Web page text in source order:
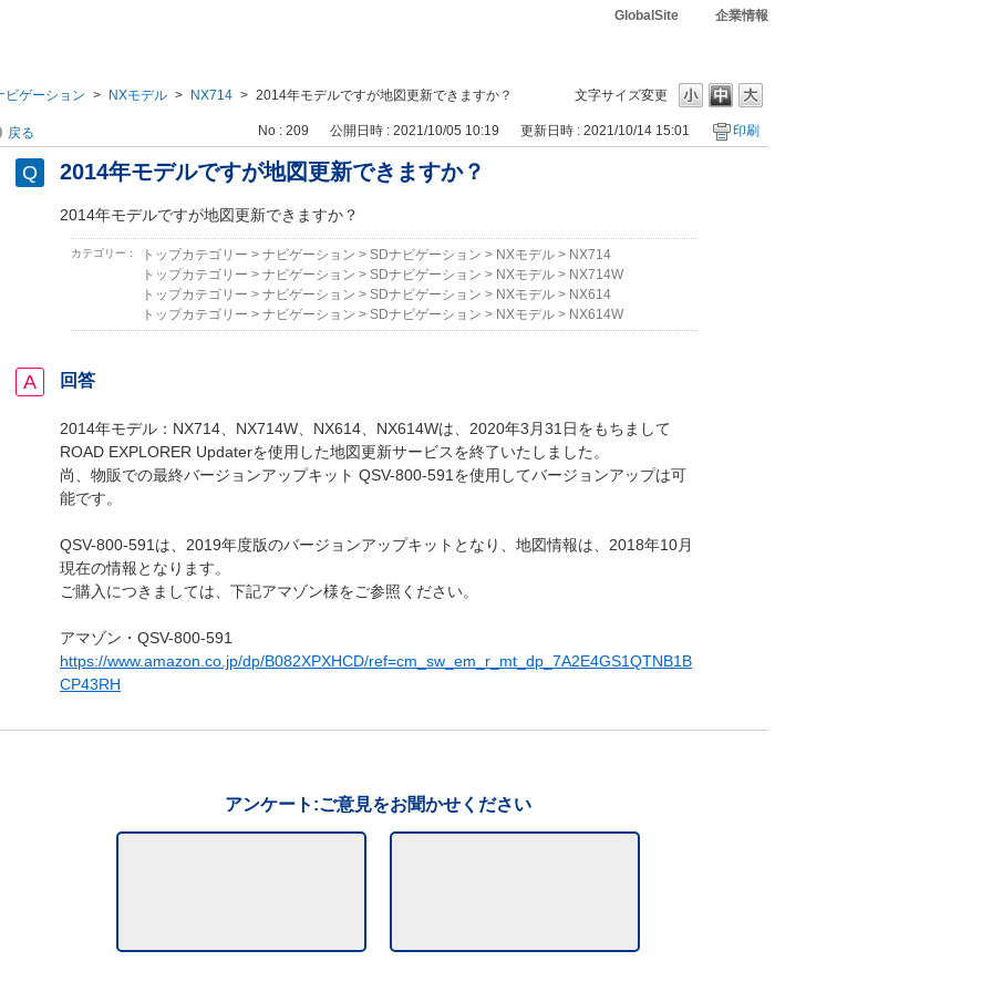
GlobalSite 企業情報
文字サイズ変更
ビゲーション > NXモデル > NX714 > 2014年モデルですが地図更新できますか？
戻る No : 209 公開日時 : 2021/10/05 10:19 更新日時 : 2021/10/14 15:01 印刷
2014年モデルですが地図更新できますか？
2014年モデルですが地図更新できますか？
カテゴリー : トップカテゴリー > ナビゲーション > SDナビゲーション > NXモデル > NX714
トップカテゴリー > ナビゲーション > SDナビゲーション > NXモデル > NX714W
トップカテゴリー > ナビゲーション > SDナビゲーション > NXモデル > NX614
トップカテゴリー > ナビゲーション > SDナビゲーション > NXモデル > NX614W
回答
2014年モデル：NX714、NX714W、NX614、NX614Wは、2020年3月31日をもちまして
ROAD EXPLORER Updaterを使用した地図更新サービスを終了いたしました。
尚、物販での最終バージョンアップキット QSV-800-591を使用してバージョンアップは可
能です。
QSV-800-591は、2019年度版のバージョンアップキットとなり、地図情報は、2018年10月
現在の情報となります。
ご購入につきましては、下記アマゾン様をご参照ください。
アマゾン・QSV-800-591
https://www.amazon.co.jp/dp/B082XPXHCD/ref=cm_sw_em_r_mt_dp_7A2E4GS1QTNB1B
CP43RH
アンケート:ご意見をお聞かせください